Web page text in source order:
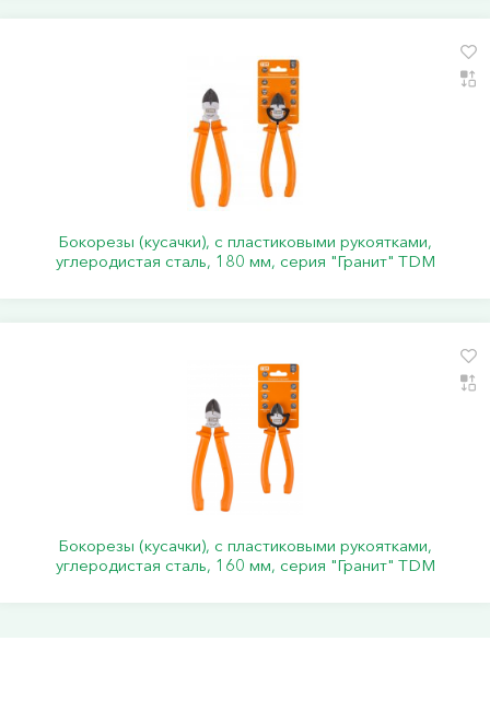
Бокорезы (кусачки), с пластиковыми рукоятками,
углеродистая сталь, 180 мм, серия "Гранит" TDM
Бокорезы (кусачки), с пластиковыми рукоятками,
углеродистая сталь, 160 мм, серия "Гранит" TDM